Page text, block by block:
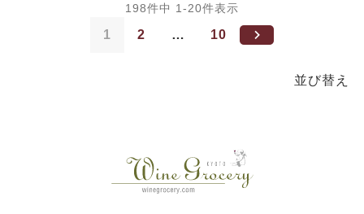
並び替え
198件中 1 -20件表示
1 2 … 10